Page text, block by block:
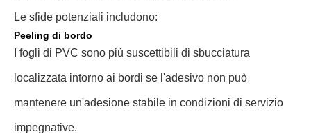
Le sfide potenziali includono:
Peeling di bordo
I fogli di PVC sono più suscettibili di sbucciatura
localizzata intorno ai bordi se l'adesivo non può
mantenere un'adesione stabile in condizioni di servizio
impegnative.